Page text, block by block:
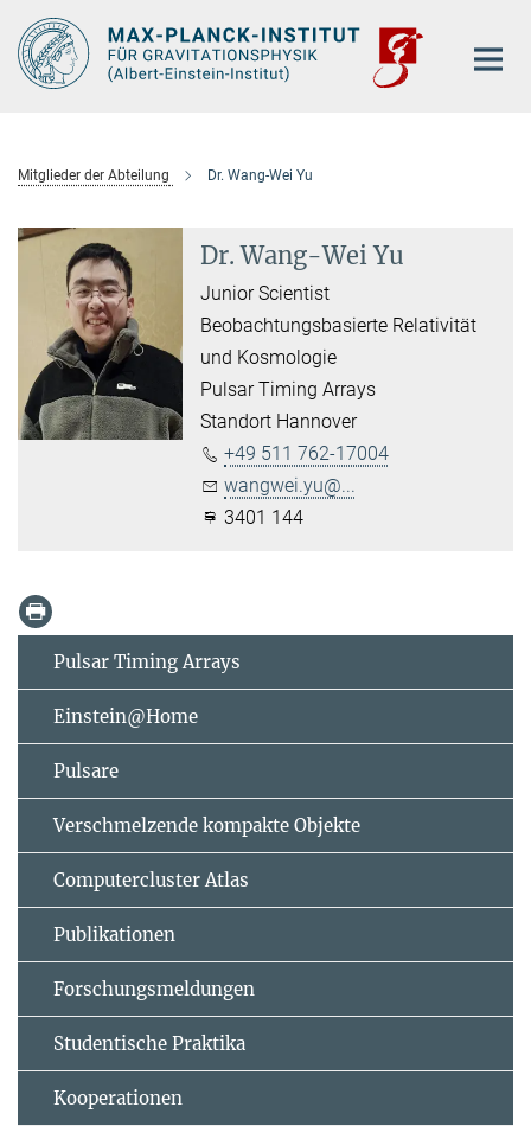
Hauptinhalt
Mitglieder der Abteilung Dr. Wang-Wei Yu
Dr. Wang-Wei Yu
Junior Scientist
Beobachtungsbasierte Relativität
und Kosmologie
Pulsar Timing Arrays
Standort Hannover
+49 511 762-17004
wangwei.yu@...
3401 144
Pulsar Timing Arrays
Einstein@Home
Pulsare
Verschmelzende kompakte Objekte
Computercluster Atlas
Publikationen
Forschungsmeldungen
Studentische Praktika
Kooperationen